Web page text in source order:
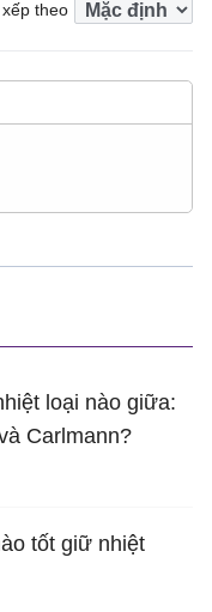
theo
loại nào giữa:
Carlmann?
tốt giữ nhiệt